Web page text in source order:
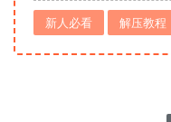
新人必看 解压教程